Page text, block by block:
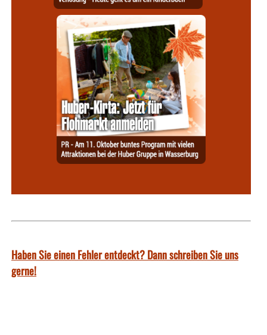
Haben Sie einen Fehler entdeckt? Dann schreiben Sie uns
gerne!